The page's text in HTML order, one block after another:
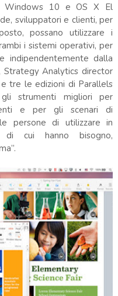
Windows 10 e OS X El
sviluppatori e clienti, per
possano utilizzare i
i sistemi operativi, per
indipendentemente dalla
Strategy Analytics director
tre le edizioni di Parallels
strumenti migliori per
e per gli scenari di
persone di utilizzare in
cui hanno bisogno,